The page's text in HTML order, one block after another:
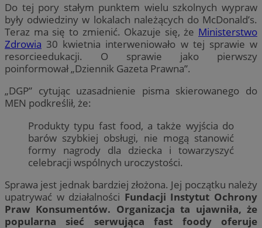
Do tej pory stałym punktem wielu szkolnych wypraw
były odwiedziny w lokalach należących do McDonald’s.
Teraz ma się to zmienić. Okazuje się, że Ministerstwo
Zdrowia 30 kwietnia interweniowało w tej sprawie w
resorcieedukacji. O sprawie jako pierwszy
poinformował „Dziennik Gazeta Prawna”.
„DGP” cytując uzasadnienie pisma skierowanego do
MEN podkreślił, że:
Produkty typu fast food, a także wyjścia do
barów szybkiej obsługi, nie mogą stanowić
formy nagrody dla dziecka i towarzyszyć
celebracji wspólnych uroczystości.
Sprawa jest jednak bardziej złożona. Jej początku należy
upatrywać w działalności Fundacji Instytut Ochrony
Praw Konsumentów. Organizacja ta ujawniła, że
popularna sieć serwująca fast foody oferuje